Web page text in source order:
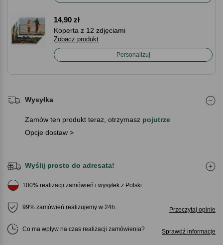
14,90 zł
Koperta z 12 zdjęciami
Zobacz produkt
Personalizuj
Wysyłka
Zamów ten produkt teraz, otrzymasz pojutrze
Opcje dostaw >
Wyślij prosto do adresata!
100% realizacji zamówień i wysyłek z Polski.
99% zamówień realizujemy w 24h. Przeczytaj opinie
Co ma wpływ na czas realizacji zamówienia Sprawdź informacje